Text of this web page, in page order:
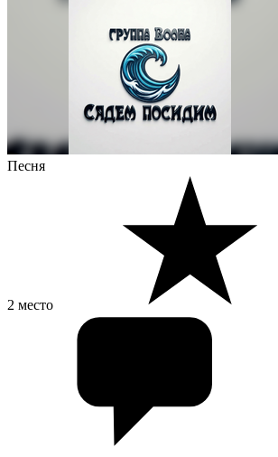
Песня
2 место